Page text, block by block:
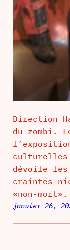
Direction
du zombi.
culturelles
dévoile les
craintes
«non-mort».
janvier 26,